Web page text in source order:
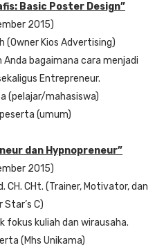
Basic Poster Design”
2015)
(Owner Kios Advertising)
bagaimana cara menjadi
Entrepreneur.
(pelajar/mahasiswa)
(umum)
dan Hypnopreneur”
2015)
CH. CHt. (Trainer, Motivator, dan
Star’s C)
fokus kuliah dan wirausaha.
(Mhs Unikama)